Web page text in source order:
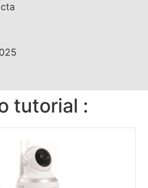
tutorial :